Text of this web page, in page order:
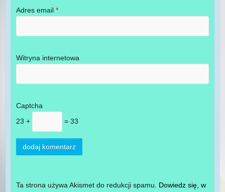
Adres email *
Witryna internetowa
Captcha
23 +
= 33
Ta strona używa Akismet do redukcji spamu. Dowiedz się, w